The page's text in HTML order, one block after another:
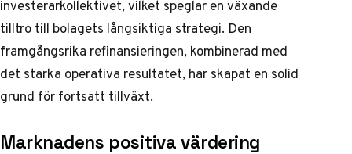
investerarkollektivet, vilket speglar en växande
tilltro till bolagets långsiktiga strategi. Den
framgångsrika refinansieringen, kombinerad med
det starka operativa resultatet, har skapat en solid
grund för fortsatt tillväxt.
Marknadens positiva värdering